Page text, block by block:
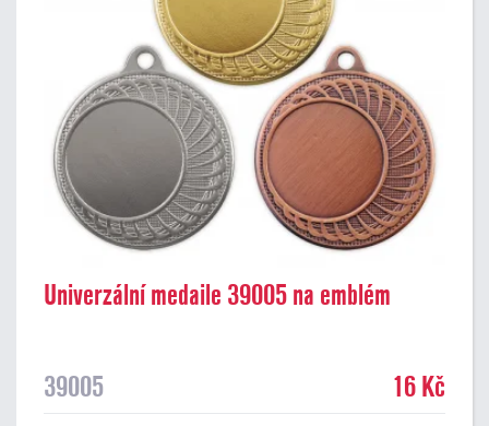
Univerzální medaile 39005 na emblém
39005 16 Kč